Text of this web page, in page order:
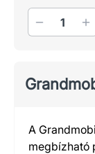
Mennyiség
A
megbízható